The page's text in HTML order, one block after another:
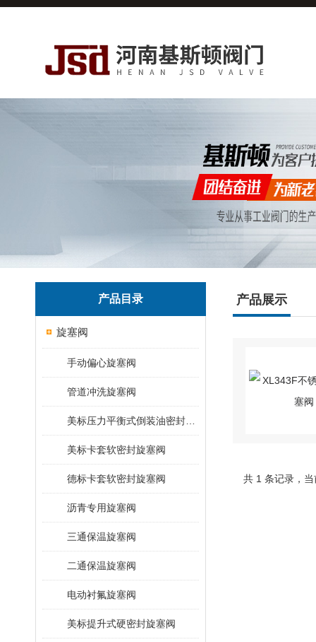
产品目录
旋塞阀
手动偏心旋塞阀
管道冲洗旋塞阀
美标卡套软密封旋塞阀
德标卡套软密封旋塞阀
沥青专用旋塞阀
三通保温旋塞阀
二通保温旋塞阀
电动衬氟旋塞阀
美标提升式硬密封旋塞阀
产品展示
共 1 条记录，